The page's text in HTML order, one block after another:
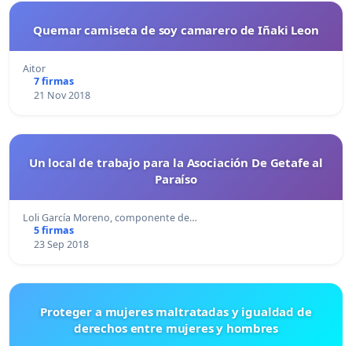
Quemar camiseta de soy camarero de Iñaki Leon
Aitor
7 firmas
21 Nov 2018
Un local de trabajo para la Asociación De Getafe al
Paraíso
Loli García Moreno, componente de…
5 firmas
23 Sep 2018
Proteger a mujeres maltratadas y igualdad de
derechos entre mujeres y hombres